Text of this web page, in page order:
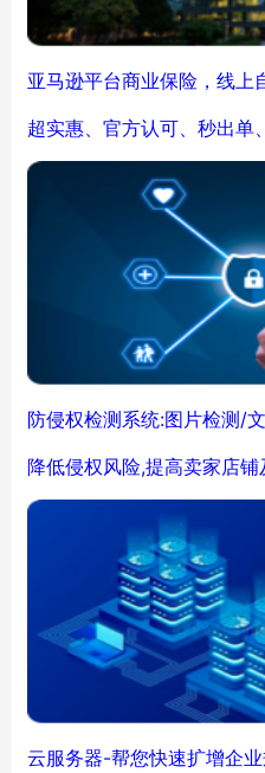
亚马逊平台商业保险，线上
超实惠、官方认可、秒出单
防侵权检测系统:图片检测/
降低侵权风险,提高卖家店
云服务器-帮您快速扩增企